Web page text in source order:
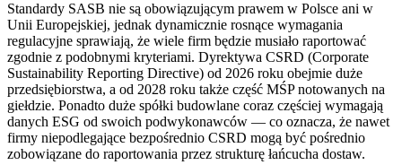
Standardy SASB nie są obowiązującym prawem w Polsce ani w
Unii Europejskiej, jednak dynamicznie rosnące wymagania
regulacyjne sprawiają, że wiele firm będzie musiało raportować
zgodnie z podobnymi kryteriami. Dyrektywa CSRD (Corporate
Sustainability Reporting Directive) od 2026 roku obejmie duże
przedsiębiorstwa, a od 2028 roku także część MŚP notowanych na
giełdzie. Ponadto duże spółki budowlane coraz częściej wymagają
danych ESG od swoich podwykonawców — co oznacza, że nawet
firmy niepodlegające bezpośrednio CSRD mogą być pośrednio
zobowiązane do raportowania przez strukturę łańcucha dostaw.